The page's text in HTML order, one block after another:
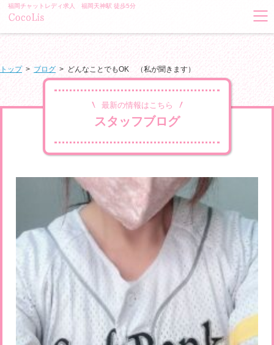
福岡チャットレディ求人 福岡天神駅 徒歩5分
トップ> ブログ > どんなことでもOK （私が聞きます）
最新の情報はこちら
スタッフブログ